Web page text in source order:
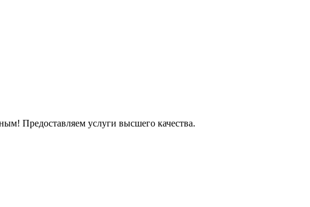
Предоставляем услуги высшего качества.